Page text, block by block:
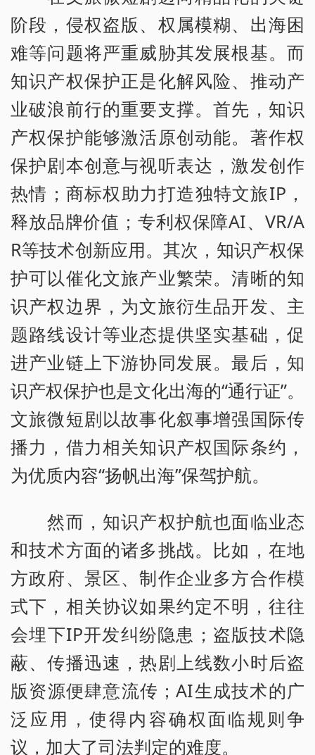
阶段，侵权盗版、权属模糊、出海困
难等问题将严重威胁其发展根基。而
知识产权保护正是化解风险、推动产
业破浪前行的重要支撑。首先，知识
产权保护能够激活原创动能。著作权
保护剧本创意与视听表达，激发创作
热情；商标权助力打造独特文旅IP，
释放品牌价值；专利权保障AI、VR/A
R等技术创新应用。其次，知识产权保
护可以催化文旅产业繁荣。清晰的知
识产权边界，为文旅衍生品开发、主
题路线设计等业态提供坚实基础，促
进产业链上下游协同发展。最后，知
识产权保护也是文化出海的“通行证”。
文旅微短剧以故事化叙事增强国际传
播力，借力相关知识产权国际条约，
为优质内容“扬帆出海”保驾护航。
然而，知识产权护航也面临业态
和技术方面的诸多挑战。比如，在地
方政府、景区、制作企业多方合作模
式下，相关协议如果约定不明，往往
会埋下IP开发纠纷隐患；盗版技术隐
蔽、传播迅速，热剧上线数小时后盗
版资源便肆意流传；AI生成技术的广
泛应用，使得内容确权面临规则争
议，加大了司法判定的难度。